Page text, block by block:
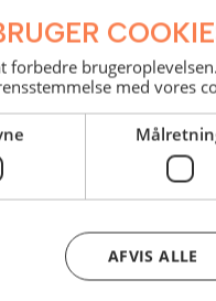
forbedre
med vores
AFVIS ALLE